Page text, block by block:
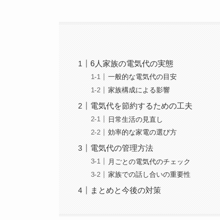
6人家族の電気代の実態
一般的な電気代の目安
家族構成による影響
電気代を節約するための工夫
日常生活の見直し
効率的な家電の選び方
電気代の管理方法
月ごとの電気代のチェック
家族での話し合いの重要性
まとめと今後の対策